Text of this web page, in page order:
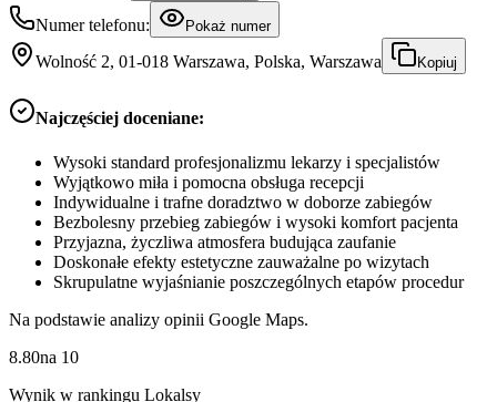
Numer telefonu: Pokaż numer
Wolność 2, 01-018 Warszawa, Polska, Warszawa Kopiuj
Najczęściej doceniane:
Wysoki standard profesjonalizmu lekarzy i specjalistów
Wyjątkowo miła i pomocna obsługa recepcji
Indywidualne i trafne doradztwo w doborze zabiegów
Bezbolesny przebieg zabiegów i wysoki komfort pacjenta
Przyjazna, życzliwa atmosfera budująca zaufanie
Doskonałe efekty estetyczne zauważalne po wizytach
Skrupulatne wyjaśnianie poszczególnych etapów procedur
Na podstawie analizy opinii Google Maps.
8.80na 10
Wynik w rankingu Lokalsy